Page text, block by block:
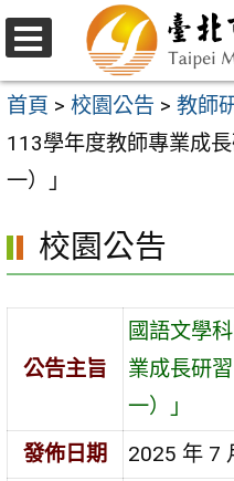
跳
至
主
要
區
選
單
首頁 > 校園公告 > 教師
113學年度教師專業成
一）」
校園公告
公告主旨
國語文學
業成長研
一）」
發佈日期
2025 年 7